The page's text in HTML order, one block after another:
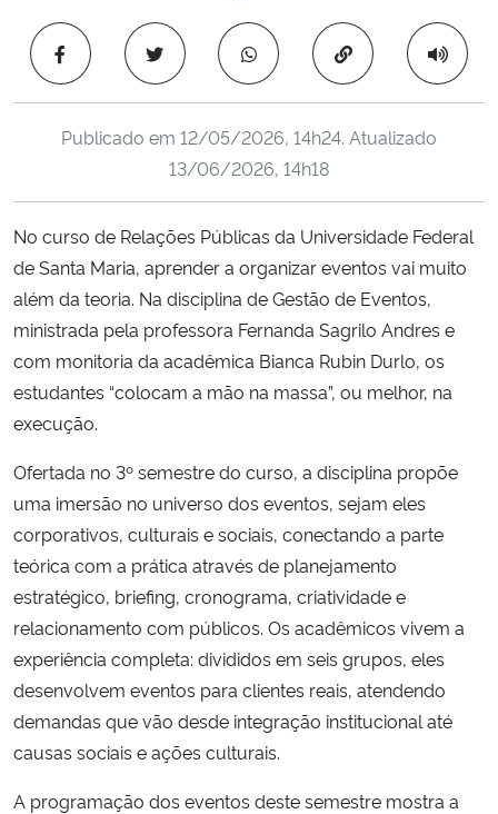
Ministério da Cidadania
Ministério da Saúde
Ministério de Minas e Energia
Ministério da Ciência, Tecnologia, Inovações e Comunicações
Ministério do Meio Ambiente
Ministério do Turismo
Ministério do Desenvolvimento Regional
Ministério da Mulher, da Família e dos Direitos Humanos
Secretaria-Geral
Secretaria de Governo
Gabinete de Segurança Institucional
Advocacia-Geral da União
Banco Central do Brasil
Copiar para área
Publicado em 12/05/2026, 14h24. Atualizado
13/06/2026, 14h18
No curso de Relações Públicas da Universidade Federal
de Santa Maria, aprender a organizar eventos vai muito
além da teoria. Na disciplina de Gestão de Eventos,
ministrada pela professora Fernanda Sagrilo Andres e
com monitoria da acadêmica Bianca Rubin Durlo, os
estudantes “colocam a mão na massa”, ou melhor, na
execução.
Ofertada no 3º semestre do curso, a disciplina propõe
uma imersão no universo dos eventos, sejam eles
corporativos, culturais e sociais, conectando a parte
teórica com a prática através de planejamento
estratégico, briefing, cronograma, criatividade e
relacionamento com públicos. Os acadêmicos vivem a
experiência completa: divididos em seis grupos, eles
desenvolvem eventos para clientes reais, atendendo
demandas que vão desde integração institucional até
causas sociais e ações culturais.
A programação dos eventos deste semestre mostra a